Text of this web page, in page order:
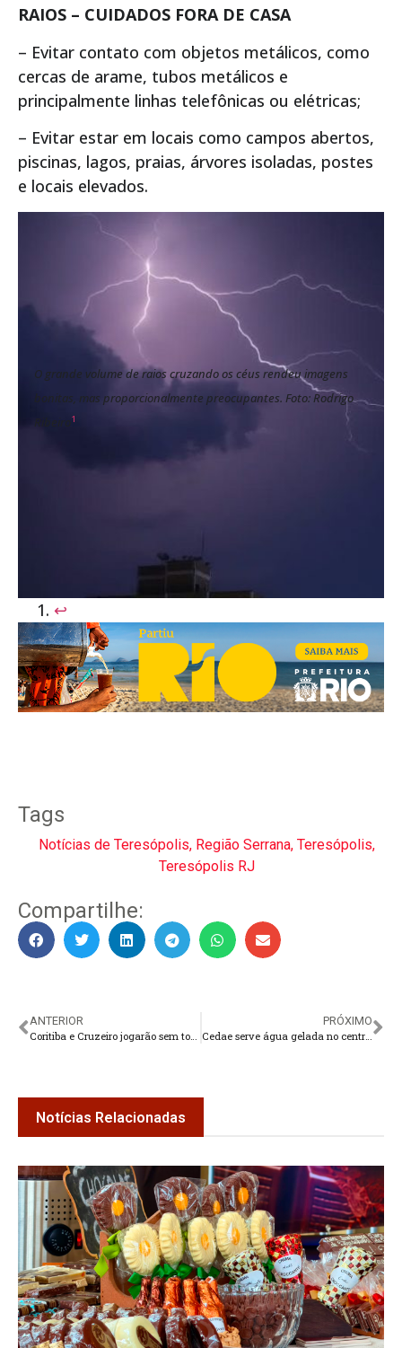
RAIOS – CUIDADOS FORA DE CASA
– Evitar contato com objetos metálicos, como
cercas de arame, tubos metálicos e
principalmente linhas telefônicas ou elétricas;
– Evitar estar em locais como campos abertos,
piscinas, lagos, praias, árvores isoladas, postes
e locais elevados.
O grande volume de raios cruzando os céus rendeu imagens
bonitas, mas proporcionalmente preocupantes. Foto: Rodrigo
Ribeiro1
↩︎
Tags
Notícias de Teresópolis, Região Serrana, Teresópolis,
Teresópolis RJ
Compartilhe:
ANTERIOR
PRÓXIMO
Notícias Relacionadas